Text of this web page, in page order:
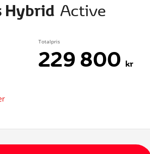
Hybrid Active
Totalpris
229 800 kr